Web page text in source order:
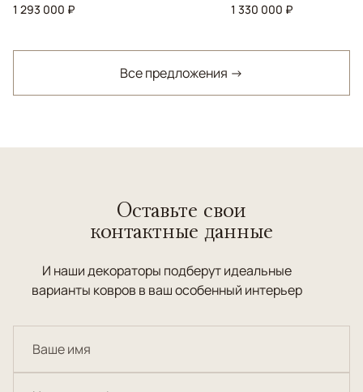
1 293 000 ₽
1 330 000 ₽
Все предложения →
Оставьте свои
контактные данные
И наши декораторы подберут идеальные
варианты ковров в ваш особенный интерьер